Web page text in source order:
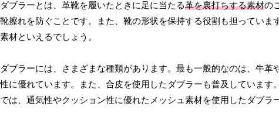
ダブラーとは、革靴を履いたときに足に当たる革を裏打ちする素材の
靴擦れを防ぐことです。また、靴の形状を保持する役割も担ってい
素材といえるでしょう。
ダブラーには、さまざまな種類があります。最も一般的なのは、牛
性に優れています。また、合皮を使用したダブラーも普及していま
では、通気性やクッション性に優れたメッシュ素材を使用したダブラ